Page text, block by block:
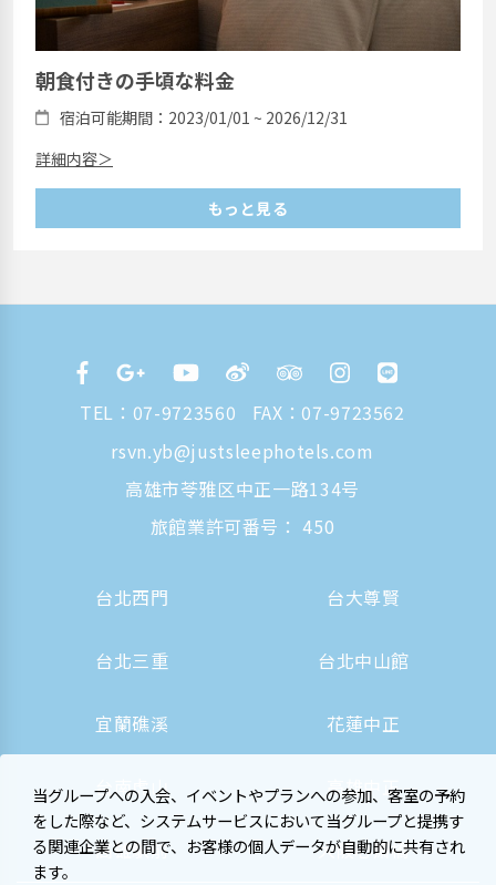
朝食付きの手頃な料金
宿泊可能期間：2023/01/01 ~ 2026/12/31
詳細内容＞
もっと見る
TEL： 07-9723560
FAX：07-9723562
rsvn.yb@justsleephotels.com
高雄市苓雅区中正一路134号
旅館業許可番号： 450
台北西門 台大尊賢
台北三重 台北中山館
宜蘭礁溪 花蓮中正
台南虎山 高雄中正
高雄駅前 大阪心斎橋
当グループへの入会、イベントやプランへの参加、客室の予約
をした際など、システムサービスにおいて当グループと提携す
る関連企業との間で、お客様の個人データが自動的に共有され
ます。